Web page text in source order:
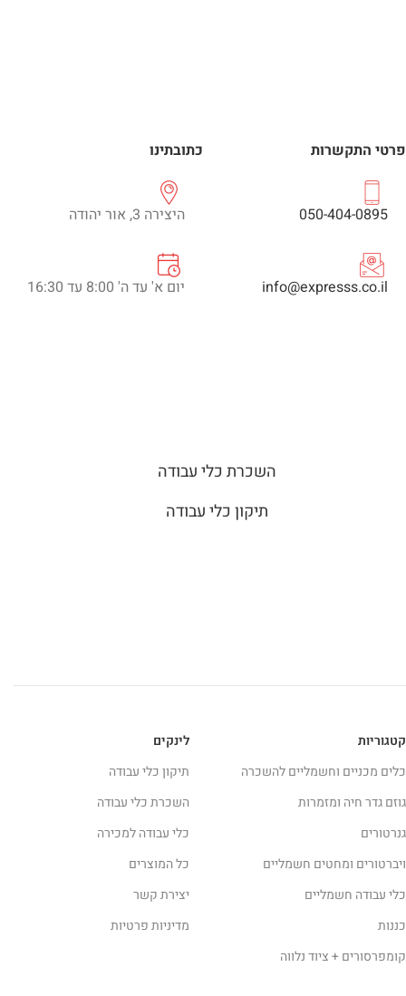
פרטי התקשרות
050-404-0895
info@expresss.co.il
כתובתינו
היצירה 3, אור יהודה
יום א' עד ה' 8:00 עד 16:30
השכרת כלי עבודה
תיקון כלי עבודה
לינקים
תיקון כלי עבודה
השכרת כלי עבודה
כלי עבודה למכירה
כל המוצרים
יצירת קשר
מדיניות פרטיות
קטגוריות
כלים מכניים וחשמליים להשכרה
גוזם גדר חיה ומזמרות
גנרטורים
ויברטורים ומחטים חשמליים
כלי עבודה חשמליים
כננות
קומפרסורים + ציוד נלווה